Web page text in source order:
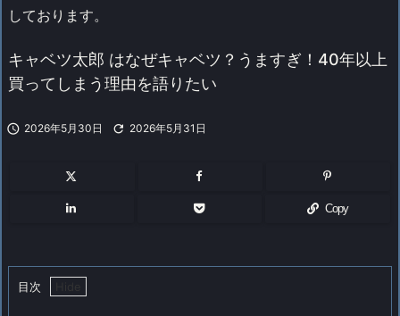
しております。
キャベツ太郎 はなぜキャベツ？うますぎ！40年以上
買ってしまう理由を語りたい
 2026年5月30日  2026年5月31日
Copy
目次